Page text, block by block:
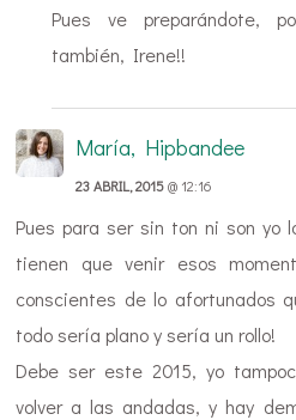
Pues ve preparándote,
también, Irene!!
María, Hipbandee
23 ABRIL, 2015@ 12:16
Pues para ser sin ton ni son yo
tienen que venir esos
conscientes de lo afortunados
todo sería plano y sería un rollo!
Debe ser este 2015, yo
volver a las andadas, y hay